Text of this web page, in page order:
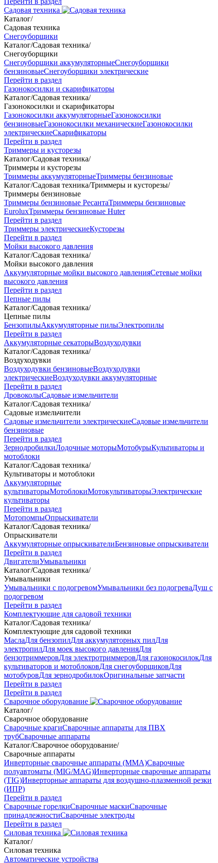
Садовая техника
Каталог/
Садовая техника
Снегоуборщики
Каталог/Садовая техника/
Снегоуборщики
Снегоуборщики аккумуляторныеСнегоуборщики
бензиновыеСнегоуборщики электрические
Перейти в раздел
Газонокосилки и скарификаторы
Каталог/Садовая техника/
Газонокосилки и скарификаторы
Газонокосилки аккумуляторныеГазонокосилки
бензиновыеГазонокосилки механическиеГазонокосилки
электрическиеСкарификаторы
Перейти в раздел
Триммеры и кусторезы
Каталог/Садовая техника/
Триммеры и кусторезы
Триммеры аккумуляторныеТриммеры бензиновые
Каталог/Садовая техника/Триммеры и кусторезы/
Триммеры бензиновые
Триммеры бензиновые РесантаТриммеры бензиновые
EuroluxТриммеры бензиновые Huter
Перейти в раздел
Триммеры электрическиеКусторезы
Перейти в раздел
Мойки высокого давления
Каталог/Садовая техника/
Мойки высокого давления
Аккумуляторные мойки высокого давленияСетевые мойки
высокого давления
Перейти в раздел
Цепные пилы
Каталог/Садовая техника/
Цепные пилы
БензопилыАккумуляторные пилыЭлектропилы
Перейти в раздел
Аккумуляторные секаторыВоздуходувки
Каталог/Садовая техника/
Воздуходувки
Воздуходувки бензиновыеВоздуходувки
электрическиеВоздуходувки аккумуляторные
Перейти в раздел
ДровоколыСадовые измельчители
Каталог/Садовая техника/
Садовые измельчители
Садовые измельчители электрическиеСадовые измельчители
бензиновые
Перейти в раздел
ЗернодробилкиЛодочные моторыМотобурыКультиваторы и
мотоблоки
Каталог/Садовая техника/
Культиваторы и мотоблоки
Аккумуляторные
культиваторыМотоблокиМотокультиваторыЭлектрические
культиваторы
Перейти в раздел
МотопомпыОпрыскиватели
Каталог/Садовая техника/
Опрыскиватели
Аккумуляторные опрыскивателиБензиновые опрыскиватели
Перейти в раздел
ДвигателиУмывальники
Каталог/Садовая техника/
Умывальники
Умывальники с подогревомУмывальники без подогреваДуш с
подогревом
Перейти в раздел
Комплектующие для садовой техники
Каталог/Садовая техника/
Комплектующие для садовой техники
МаслаДля бензопилДля аккумуляторных пилДля
электропилДля моек высокого давленияДля
бензотриммеровДля электротриммеровДля газонокосилокДля
культиваторов и мотоблоковДля снегоуборщиковДля
мотобуровДля зернодробилокОригинальные запчасти
Перейти в раздел
Перейти в раздел
Сварочное оборудование
Каталог/
Сварочное оборудование
Сварочные крагиСварочные аппараты для ПВХ
трубСварочные аппараты
Каталог/Сварочное оборудование/
Сварочные аппараты
Инверторные сварочные аппараты (ММА)Сварочные
полуавтоматы (MIG/MAG)Инверторные сварочные аппараты
(TIG)Инверторные аппараты для воздушно-плазменной резки
(ИПР)
Перейти в раздел
Сварочные горелкиСварочные маскиСварочные
принадлежностиСварочные электроды
Перейти в раздел
Силовая техника
Каталог/
Силовая техника
Автоматические устройства